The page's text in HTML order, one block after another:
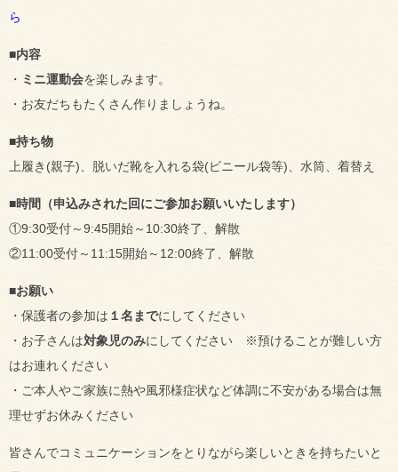
ら
■内容
・ ミニ運動会を楽しみます。
・お友だちもたくさん作りましょうね。
■持ち物
上履き(親子)、脱いだ靴を入れる袋(ビニール袋等)、水筒、着替え
■時間（申込みされた回にご参加お願いいたします）
①9:30受付～9:45開始～10:30終了、解散
②11:00受付～11:15開始～12:00終了、解散
■お願い
・保護者の参加は １名までにしてください
・お子さんは対象児のみにしてください ※預けることが難しい方
はお連れください
・ご本人やご家族に熱や風邪様症状など体調に不安がある場合は無
理せずお休みください
皆さんでコミュニケーションをとりながら楽しいときを持ちたいと